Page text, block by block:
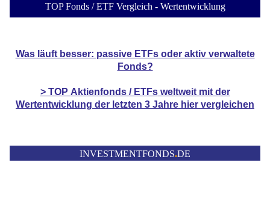
TOP Fonds / ETF Vergleich - Wertentwicklung
Was läuft besser: passive ETFs oder aktiv verwaltete
Fonds?
> TOP Aktienfonds / ETFsweltweit mit der
Wertentwicklung der letzten 3 Jahre hier vergleichen
INVESTMENTFONDS.DE